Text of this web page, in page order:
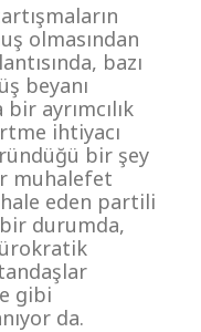
olmasından
bazı
beyanı
ayrımcılık
ihtiyacı
bir şey
muhalefet
eden partili
durumda,
gibi
da.